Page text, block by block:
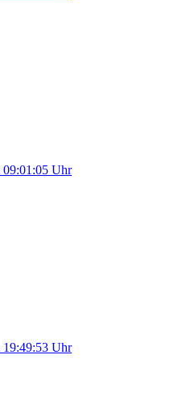
09:01:05 Uhr
19:49:53 Uhr